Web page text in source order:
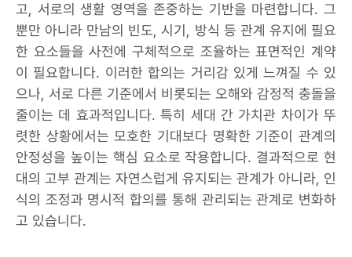
고, 서로의 생활 영역을 존중하는 기반을 마련합니다. 그
뿐만 아니라 만남의 빈도, 시기, 방식 등 관계 유지에 필요
한 요소들을 사전에 구체적으로 조율하는 표면적인 계약
이 필요합니다. 이러한 합의는 거리감 있게 느껴질 수 있
으나, 서로 다른 기준에서 비롯되는 오해와 감정적 충돌을
줄이는 데 효과적입니다. 특히 세대 간 가치관 차이가 뚜
렷한 상황에서는 모호한 기대보다 명확한 기준이 관계의
안정성을 높이는 핵심 요소로 작용합니다. 결과적으로 현
대의 고부 관계는 자연스럽게 유지되는 관계가 아니라, 인
식의 조정과 명시적 합의를 통해 관리되는 관계로 변화하
고 있습니다.